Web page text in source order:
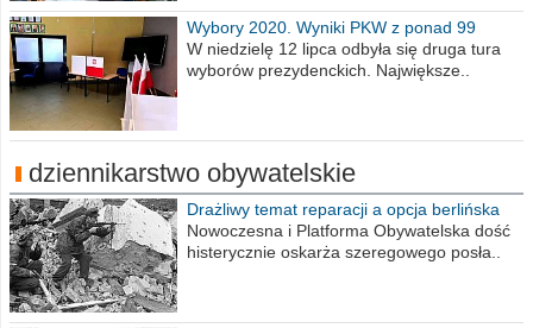
Wybory 2020. Wyniki PKW z ponad 99
procent obwodów
W niedzielę 12 lipca odbyła się druga tura
wyborów prezydenckich. Największe..
dziennikarstwo obywatelskie
Drażliwy temat reparacji a opcja berlińska
Nowoczesna i Platforma Obywatelska dość
histerycznie oskarża szeregowego posła..